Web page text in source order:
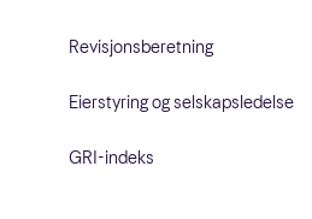
Revisjonsberetning
Eierstyring og selskapsledelse
GRI-indeks